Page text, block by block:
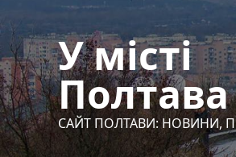
до
вмісту
У місті
Полтава
САЙТ ПОЛТАВИ: НОВИНИ,